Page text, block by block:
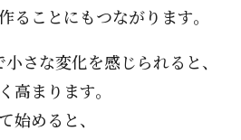
ることにもつながります。
さな変化を感じられると、
高まります。
始めると、